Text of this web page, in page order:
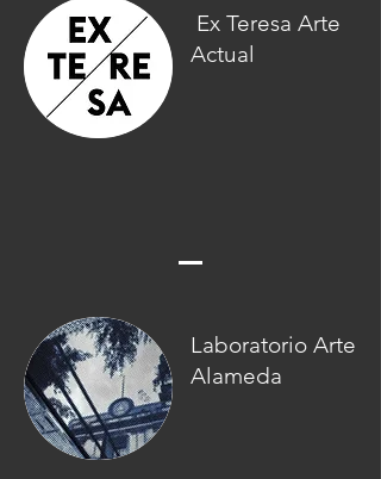
Ex Teresa Arte
Actual
Laboratorio Arte
Alameda